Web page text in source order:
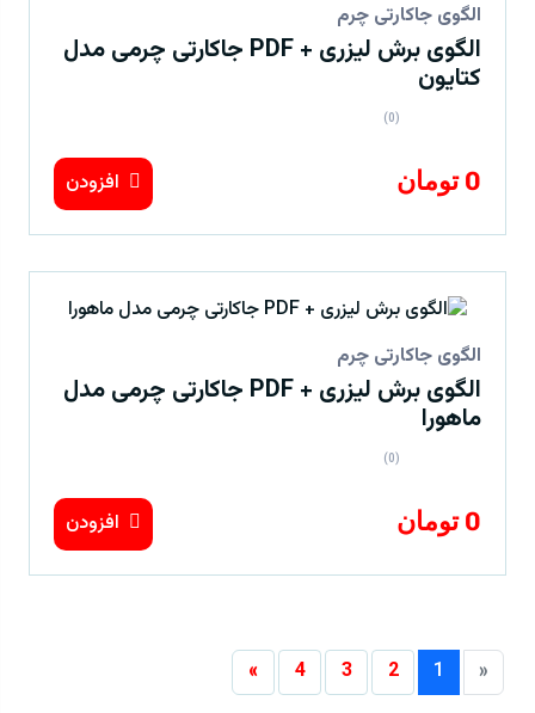
الگوی جاکارتی چرم
الگوی برش لیزری + PDF جاکارتی چرمی مدل
کتایون
(0)
0 تومان افزودن
الگوی جاکارتی چرم
الگوی برش لیزری + PDF جاکارتی چرمی مدل
ماهورا
(0)
0 تومان افزودن
«
1
2
3
4
»